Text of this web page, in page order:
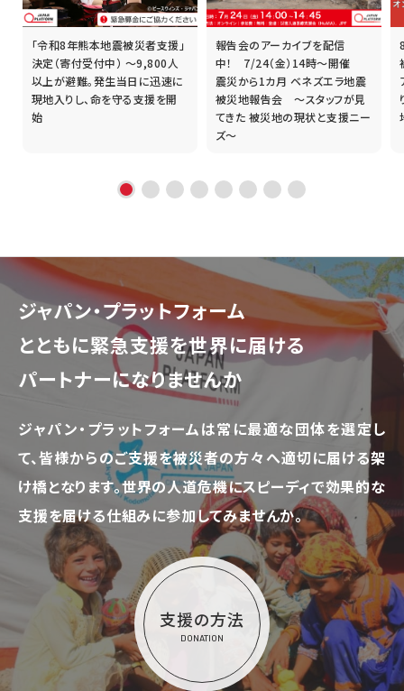
「令和8年熊本地震被災者支援」
決定（寄付受付中） ～9,800人
以上が避難。発生当日に迅速に
現地入りし、命を守る支援を開
始
報告会のアーカイブを配信
中！ 7/24（金）14時～開催
震災から1カ月 ベネズエラ地震
被災地報告会 ～スタッフが見
てきた 被災地の現状と支援ニー
ズ～
ジャパン・プラットフォーム
とともに緊急支援を世界に届ける
パートナーになりませんか
ジャパン・プラットフォームは常に最適な団体を選定し
て、皆様からのご支援を被災者の方々へ適切に届ける架
け橋となります。世界の人道危機にスピーディで効果的な
支援を届ける仕組みに参加してみませんか。
支援の方法
DONATION